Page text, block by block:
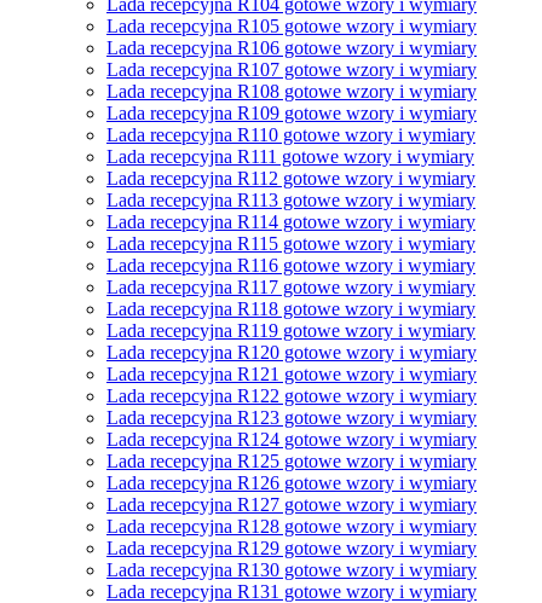
Lada recepcyjna R104 gotowe wzory i wymiary
Lada recepcyjna R105 gotowe wzory i wymiary
Lada recepcyjna R106 gotowe wzory i wymiary
Lada recepcyjna R107 gotowe wzory i wymiary
Lada recepcyjna R108 gotowe wzory i wymiary
Lada recepcyjna R109 gotowe wzory i wymiary
Lada recepcyjna R110 gotowe wzory i wymiary
Lada recepcyjna R111 gotowe wzory i wymiary
Lada recepcyjna R112 gotowe wzory i wymiary
Lada recepcyjna R113 gotowe wzory i wymiary
Lada recepcyjna R114 gotowe wzory i wymiary
Lada recepcyjna R115 gotowe wzory i wymiary
Lada recepcyjna R116 gotowe wzory i wymiary
Lada recepcyjna R117 gotowe wzory i wymiary
Lada recepcyjna R118 gotowe wzory i wymiary
Lada recepcyjna R119 gotowe wzory i wymiary
Lada recepcyjna R120 gotowe wzory i wymiary
Lada recepcyjna R121 gotowe wzory i wymiary
Lada recepcyjna R122 gotowe wzory i wymiary
Lada recepcyjna R123 gotowe wzory i wymiary
Lada recepcyjna R124 gotowe wzory i wymiary
Lada recepcyjna R125 gotowe wzory i wymiary
Lada recepcyjna R126 gotowe wzory i wymiary
Lada recepcyjna R127 gotowe wzory i wymiary
Lada recepcyjna R128 gotowe wzory i wymiary
Lada recepcyjna R129 gotowe wzory i wymiary
Lada recepcyjna R130 gotowe wzory i wymiary
Lada recepcyjna R131 gotowe wzory i wymiary